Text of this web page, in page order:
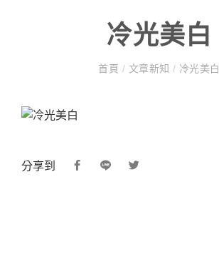
冷光美白
首頁 / 文章新知 / 冷光美白
分享到